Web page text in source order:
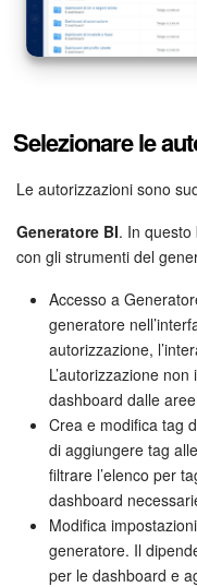
Selezionare le
Le autorizzazioni sono
Generatore BI. In
con gli strumenti del
Accesso a
generatore
autorizzazione,
L’autorizzazione
dashboard dalle
Crea e modifica tag
di aggiungere tag
filtrare l’elenco per
dashboard
Modifica
generatore. Il
per le dashboard e